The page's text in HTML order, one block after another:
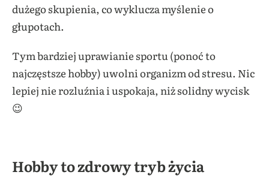
dużego skupienia, co wyklucza myślenie o
głupotach.
Tym bardziej uprawianie sportu (ponoć to
najczęstsze hobby) uwolni organizm od stresu. Nic
lepiej nie rozluźnia i uspokaja, niż solidny wycisk
😉
Hobby to zdrowy tryb życia